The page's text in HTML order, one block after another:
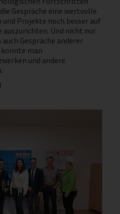
Gespräche eine wertvolle
Projekte noch besser auf
auszurichten. Und nicht nur
Gespräche anderer
man
und andere